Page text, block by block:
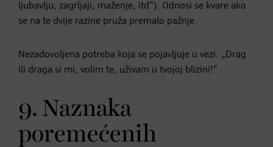
ljubavlju, zagrljaji, maženje, itd“). Odnosi se kvare ako
se na te dvije razine pruža premalo pažnje.
Nezadovoljena potreba koja se pojavljuje u vezi: „Drag
ili draga si mi, volim te, uživam u tvojoj blizini!“
9. Naznaka
poremećenih